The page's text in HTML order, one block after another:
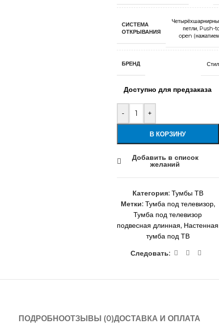
СИСТЕМА
ОТКРЫВАНИЯ
петли, Push-
open
БРЕНД
Доступно для предзаказа
- +
В КОРЗИНУ
Добавить в список
желаний
Категория: Тумбы ТВ
Метки: Тумба под телевизор,
Тумба под телевизор
подвесная длинная, Настенная
тумба под ТВ
Следовать:
ПОДРОБНООТЗЫВЫ (0)ДОСТАВКА И ОПЛАТА